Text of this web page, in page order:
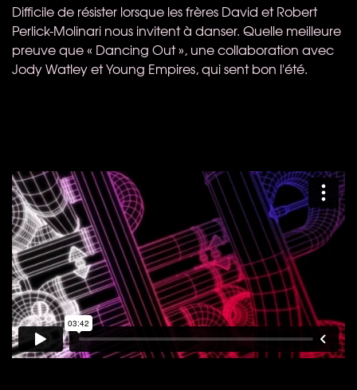
Difficile de résister lorsque les frères David et Robert
Perlick-Molinari nous invitent à danser. Quelle meilleure
preuve que « Dancing Out », une collaboration avec
Jody Watley et Young Empires, qui sent bon l'été.